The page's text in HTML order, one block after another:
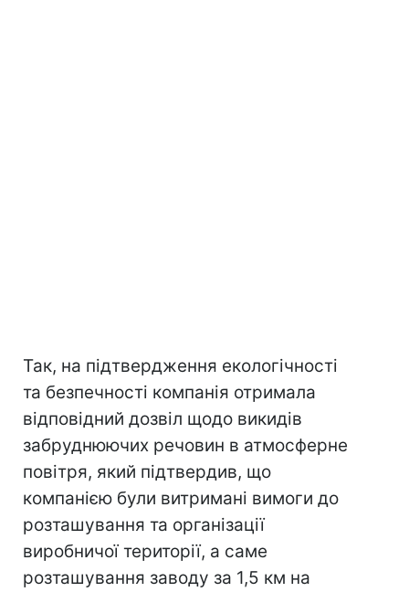
Так, на підтвердження екологічності
та безпечності компанія отримала
відповідний дозвіл щодо викидів
забруднюючих речовин в атмосферне
повітря, який підтвердив, що
компанією були витримані вимоги до
розташування та організації
виробничої території, а саме
розташування заводу за 1,5 км на